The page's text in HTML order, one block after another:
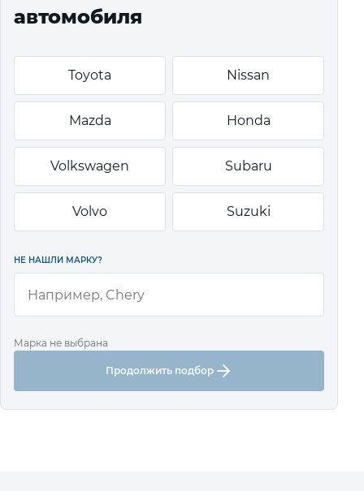
автомобиля
Toyota Nissan
Mazda Honda
Volkswagen Subaru
Volvo Suzuki
НЕ НАШЛИ МАРКУ?
Марка не выбрана
Продолжить подбор